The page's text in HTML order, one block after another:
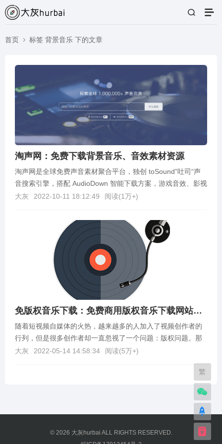
首页 标签 背景音乐 下的文章
淘声网：免费下载背景音乐、音效素材资源
淘声网是全球免费声音素材聚合平台，独创 toSound”吐司“声
音搜索引擎，搭配 AudioDown 智能下载方案，游戏音效、影视
配乐、实地录音、节奏音源、音乐...
大灰 2022-10-11 18:12:49 阅读(1万+)
免版权音乐下载：免费商用版权音乐下载网站合集
随着短视频自媒体的火热，越来越多的人加入了视频创作者的
行列，但是很多创作者却一直忽视了一个问题：版权问题。那
么免版权音乐去哪下载呢？下面分享一些我整理的无版权背...
大灰 2022-05-14 14:58:34 阅读(5万+)
© 2026 大灰hurbai ALL RIGHTS RESERVED.
繁